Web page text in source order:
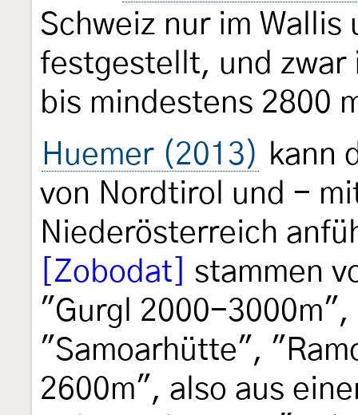
Schweiz nur im Wallis
festgestellt, und zwar
bis mindestens 2800
Huemer (2013) kann
von Nordtirol und -
Niederösterreich
[Zobodat]
stammen
"Gurgl 2000-
"Samoarhütte",
2600m", also aus